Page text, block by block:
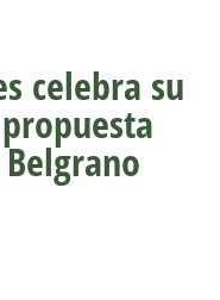
celebra su